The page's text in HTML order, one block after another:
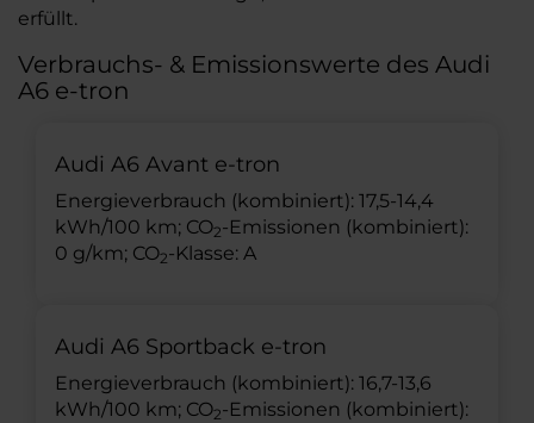
erfüllt.
Verbrauchs- & Emissionswerte des Audi
A6 e-tron
Audi A6 Avant e-tron
Energieverbrauch (kombiniert): 17,5-14,4
kWh/100 km; CO2-Emissionen (kombiniert):
0 g/km; CO2-Klasse: A
Audi A6 Sportback e-tron
Energieverbrauch (kombiniert): 16,7-13,6
kWh/100 km; CO2-Emissionen (kombiniert):